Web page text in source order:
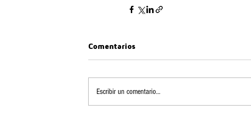
Comentarios
Escribir un comentario...